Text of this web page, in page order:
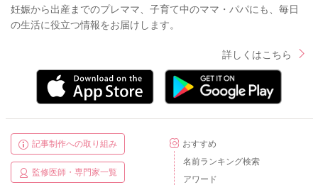
妊娠から出産までのプレママ、子育て中のママ・パパにも、毎日
の生活に役立つ情報をお届けします。
詳しくはこちら
記事制作への取り組み
監修医師・専門家一覧
おすすめ
名前ランキング検索
アワード